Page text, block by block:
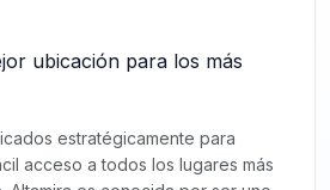
ubicación para los más
estratégicamente para
acceso a todos los lugares más